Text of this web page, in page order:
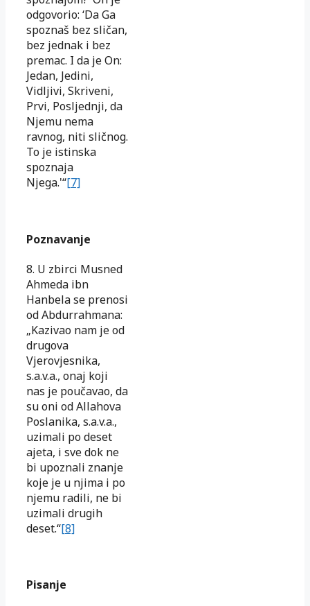
odgovorio: ‘Da Ga
spoznaš bez sličan,
bez jednak i bez
premac. I da je On:
Jedan, Jedini,
Vidljivi, Skriveni,
Prvi, Posljednji, da
Njemu nema
ravnog, niti sličnog.
To je istinska
spoznaja
Njega.'“[7]
Poznavanje
8. U zbirci Musned
Ahmeda ibn
Hanbela se prenosi
od Abdurrahmana:
„Kazivao nam je od
drugova
Vjerovjesnika,
s.a.v.a., onaj koji
nas je poučavao, da
su oni od Allahova
Poslanika, s.a.v.a.,
uzimali po deset
ajeta, i sve dok ne
bi upoznali znanje
koje je u njima i po
njemu radili, ne bi
uzimali drugih
deset.“[8]
Pisanje